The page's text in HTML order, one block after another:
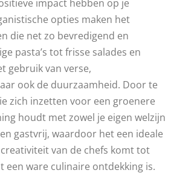
impact hebben op je
opties maken het
die net zo bevredigend en
pasta’s tot frisse salades en
gebruik van verse,
ook de duurzaamheid. Door te
zich inzetten voor een groenere
houdt met zowel je eigen welzijn
gastvrij, waardoor het een ideale
van de chefs komt tot
ware culinaire ontdekking is.